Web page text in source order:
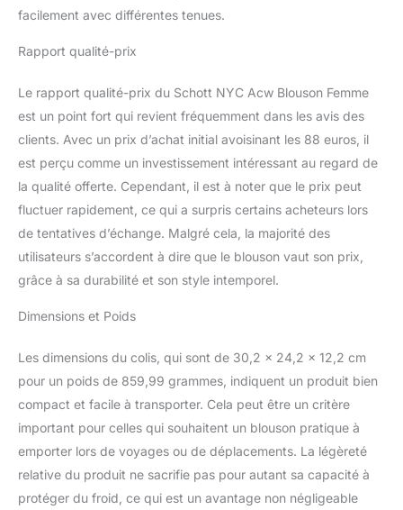
facilement avec différentes tenues.
Rapport qualité-prix
Le rapport qualité-prix du Schott NYC Acw Blouson Femme
est un point fort qui revient fréquemment dans les avis des
clients. Avec un prix d’achat initial avoisinant les 88 euros, il
est perçu comme un investissement intéressant au regard de
la qualité offerte. Cependant, il est à noter que le prix peut
fluctuer rapidement, ce qui a surpris certains acheteurs lors
de tentatives d’échange. Malgré cela, la majorité des
utilisateurs s’accordent à dire que le blouson vaut son prix,
grâce à sa durabilité et son style intemporel.
Dimensions et Poids
Les dimensions du colis, qui sont de 30,2 x 24,2 x 12,2 cm
pour un poids de 859,99 grammes, indiquent un produit bien
compact et facile à transporter. Cela peut être un critère
important pour celles qui souhaitent un blouson pratique à
emporter lors de voyages ou de déplacements. La légèreté
relative du produit ne sacrifie pas pour autant sa capacité à
protéger du froid, ce qui est un avantage non négligeable